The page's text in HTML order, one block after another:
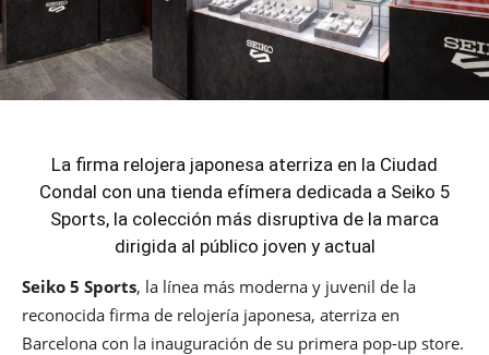
La firma relojera japonesa aterriza en la Ciudad
Condal con una tienda efímera dedicada a Seiko 5
Sports, la colección más disruptiva de la marca
dirigida al público joven y actual
Seiko 5 Sports, la línea más moderna y juvenil de la
reconocida firma de relojería japonesa, aterriza en
Barcelona con la inauguración de su primera pop-up store.